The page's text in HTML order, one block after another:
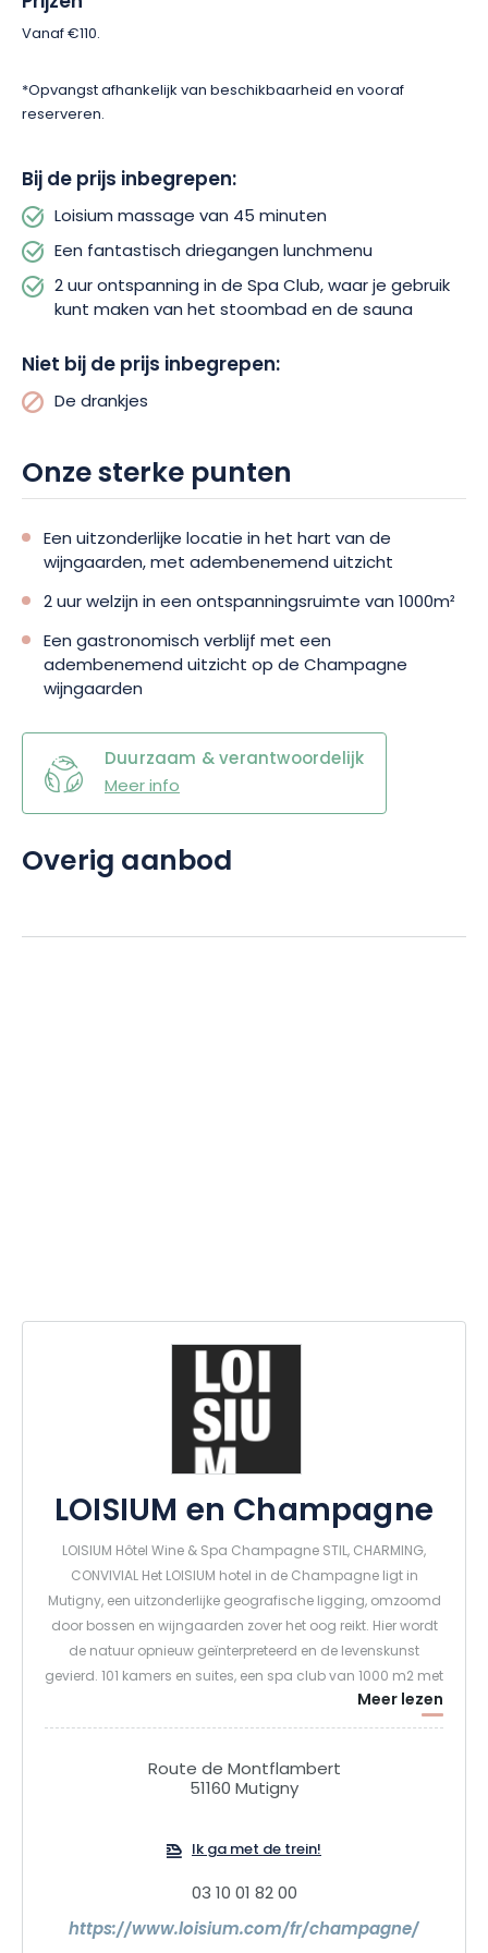
een duik neemt in het verwarmde buitenzwembad!
het restaurant om te genieten van een heerlijke lunch die
speciaal is samengesteld door de chef-kok. Het 3-
Laat je verleiden door deze buitengewone ervaring, waar luxe,
welzijn en gastronomie één en hetzelfde zijn. Deze unieke
Champagne-ervaring zal onvergetelijke herinneringen
achterlaten.
Vanaf €110.
*Opvangst afhankelijk van beschikbaarheid en vooraf
reserveren.
Bij de prijs inbegrepen:
Loisium massage van 45 minuten
Een fantastisch driegangen lunchmenu
2 uur ontspanning in de Spa Club, waar je gebruik
kunt maken van het stoombad en de sauna
Niet bij de prijs inbegrepen:
De drankjes
Onze sterke punten
Een uitzonderlijke locatie in het hart van de
wijngaarden, met adembenemend uitzicht
2 uur welzijn in een ontspanningsruimte van 1000m²
Een gastronomisch verblijf met een
adembenemend uitzicht op de Champagne
wijngaarden
Duurzaam & verantwoordelijk
Meer info
Overig aanbod
LOISIUM en Champagne
LOISIUM Hôtel Wine & Spa Champagne STIL, CHARMING,
CONVIVIAL Het LOISIUM hotel in de Champagne ligt in
Mutigny, een uitzonderlijke geografische ligging, omzoomd
door bossen en wijngaarden zover het oog reikt. Hier wordt
de natuur opnieuw geïnterpreteerd en de levenskunst
gevierd. 101 kamers en suites, een spa club van 1000 m2 met
verwarmd buitenzwembad, vergaderzalen, een brasserie en
een champagnebar.
Meer lezen
Route de Montflambert
51160 Mutigny
Ik ga met de trein!
03 10 01 82 00
https://www.loisium.com/fr/champagne/